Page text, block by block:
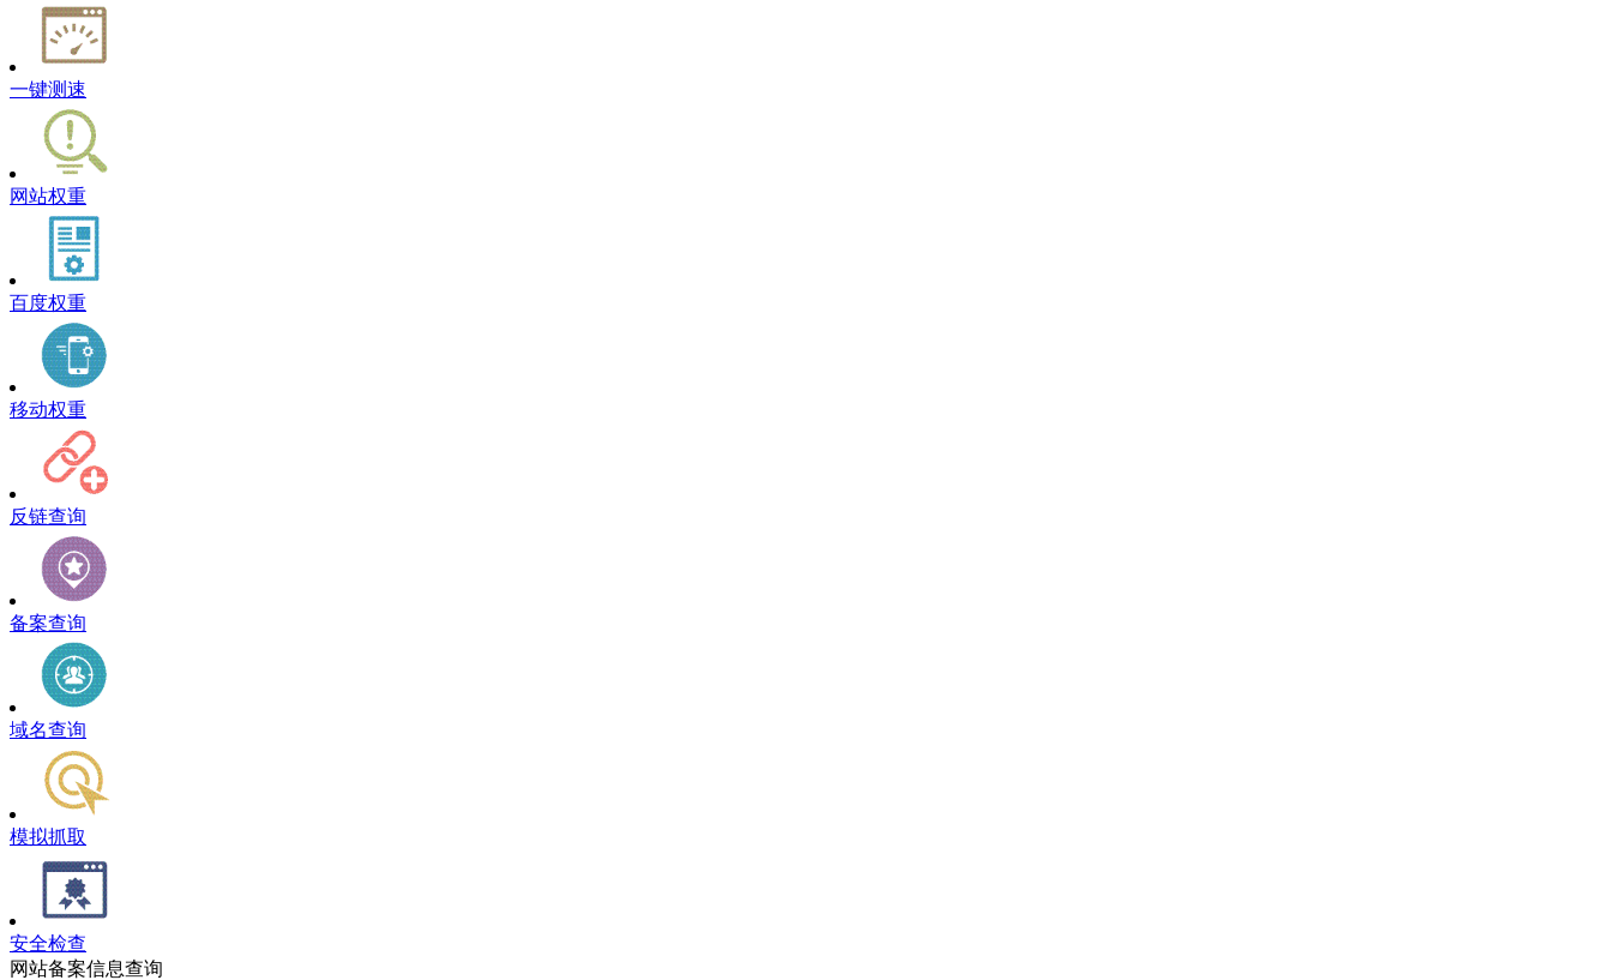
一键测速
网站权重
百度权重
移动权重
反链查询
备案查询
域名查询
模拟抓取
安全检查
网站备案信息查询